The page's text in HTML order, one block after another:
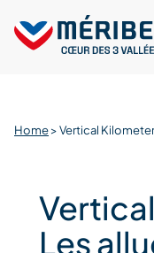
content
Home>Vertical
Les